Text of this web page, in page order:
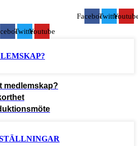
FacebookTwitter
TwitterYoutube
medlemskap?